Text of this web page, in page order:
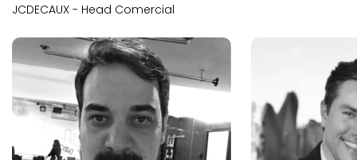
JCDECAUX - Head Comercial